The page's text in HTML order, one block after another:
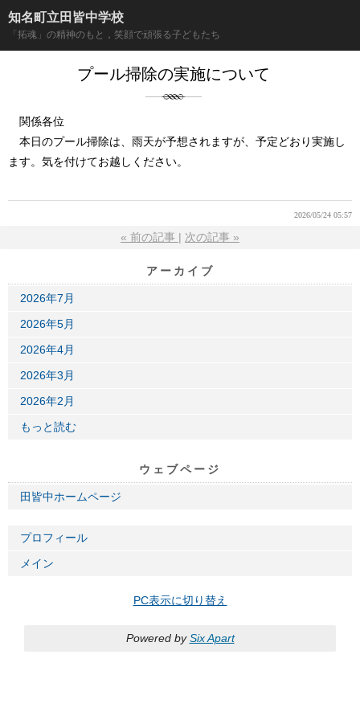
知名町立田皆中学校
「拓魂」の精神のもと，笑顔で頑張る子どもたち
プール掃除の実施について
関係各位
本日のプール掃除は、雨天が予想されますが、予定どおり実施し
ます。気を付けてお越しください。
2026/05/24 05:57
« 前の記事 次の記事 »
アーカイブ
2026年7月
2026年5月
2026年4月
2026年3月
2026年2月
もっと読む
ウェブページ
田皆中ホームページ
プロフィール
メイン
PC表示に切り替え
Powered bySix Apart